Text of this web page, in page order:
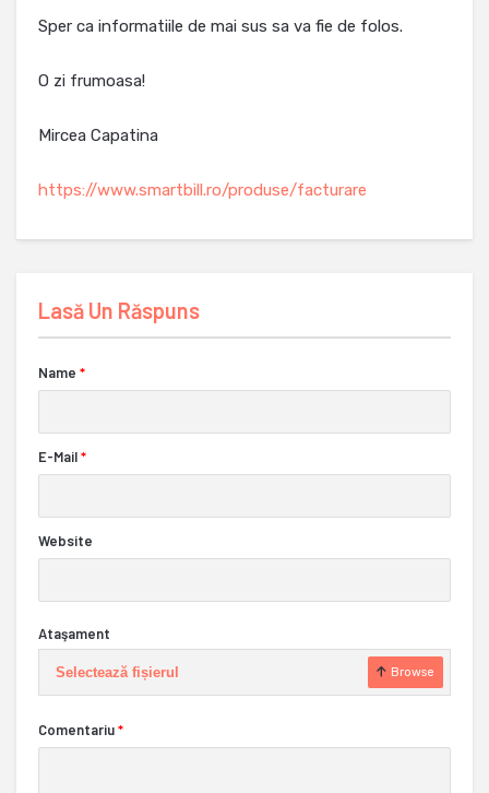
Sper ca informatiile de mai sus sa va fie de folos.
O zi frumoasa!
Mircea Capatina
https://www.smartbill.ro/produse/facturare
Lasă Un Răspuns
Name *
E-Mail*
Website
Ataşament
Selectează fișierul Browse
Comentariu*